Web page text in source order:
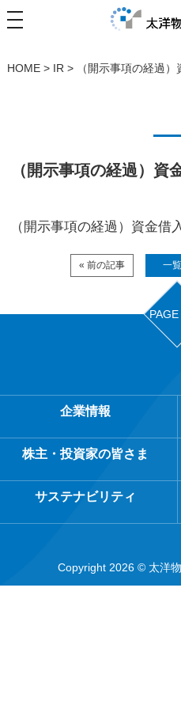
HOME> IR > （開示事項の経過
（開示事項の経過）資
（開示事項の経過）資金借
« 前の記事 一
企業情報
株主・投資家の皆さま
サステナビリティ
Copyright 2026 © 太洋